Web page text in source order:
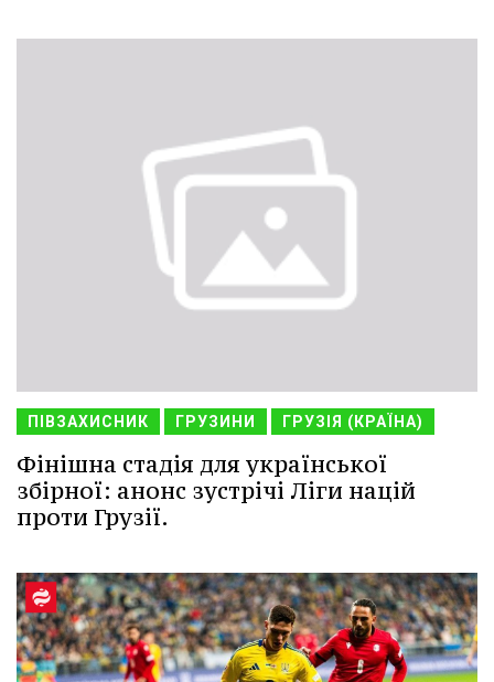
ПІВЗАХИСНИК ГРУЗИНИ ГРУЗІЯ (КРАЇНА)
Фінішна стадія для української
збірної: анонс зустрічі Ліги націй
проти Грузії.